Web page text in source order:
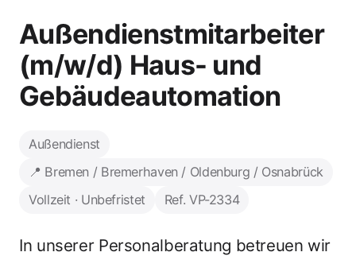
Außendienstmitarbeiter
(m/w/d) Haus- und
Gebäudeautomation
Außendienst
📍 Bremen / Bremerhaven / Oldenburg / Osnabrück
Vollzeit · Unbefristet
Ref. VP-2334
In unserer Personalberatung betreuen wir